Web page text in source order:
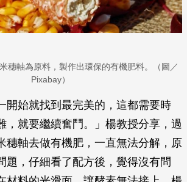
穗軸為原料，製作出環保的有機肥料。（圖／
Pixabay）
開始就找到最完美的，這都需要時
，就要繼續奮鬥。」楊教授分享，過
穗軸去做有機肥，一直無法分解，原
題，仔細看了配方後，覺得沒有問